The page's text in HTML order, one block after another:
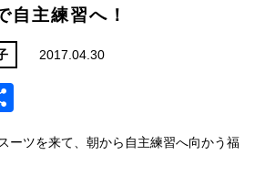
態
ハード
中潮
自主練習へ！
2017.04.30
ーツを来て、朝から自主練習へ向かう福